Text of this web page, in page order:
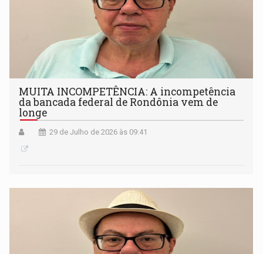
MUITA INCOMPETÊNCIA: A incompetência
da bancada federal de Rondônia vem de
longe
29 de Julho de 2026 às 09:41